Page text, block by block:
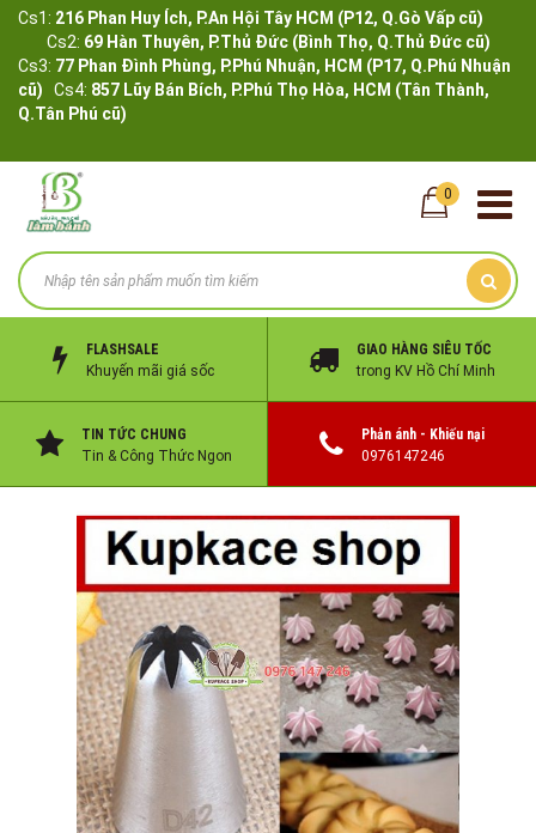
Cs1: 216 Phan Huy Ích, P.An Hội Tây HCM (P12, Q.Gò Vấp cũ)
Cs2: 69 Hàn Thuyên, P.Thủ Đức (Bình Thọ, Q.Thủ Đức cũ)
Cs3: 77 Phan Đình Phùng, P.Phú Nhuận, HCM (P17, Q.Phú Nhuận
cũ) Cs4: 857 Lũy Bán Bích, P.Phú Thọ Hòa, HCM (Tân Thành,
Q.Tân Phú cũ)
0
FLASHSALE
Khuyến mãi giá sốc
GIAO HÀNG SIÊU TỐC
trong KV Hồ Chí Minh
TIN TỨC CHUNG
Tin & Công Thức Ngon
Phản ánh - Khiếu nại
0976147246